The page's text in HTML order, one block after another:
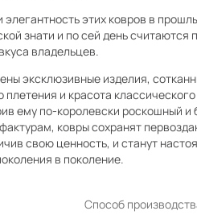
этих ковров в
знати и по сей день считаются
владельцев.
эксклюзивные изделия,
и красота
ему по-королевски роскошный и
ковры сохранят
свою ценность, и станут
в поколение.
Способ